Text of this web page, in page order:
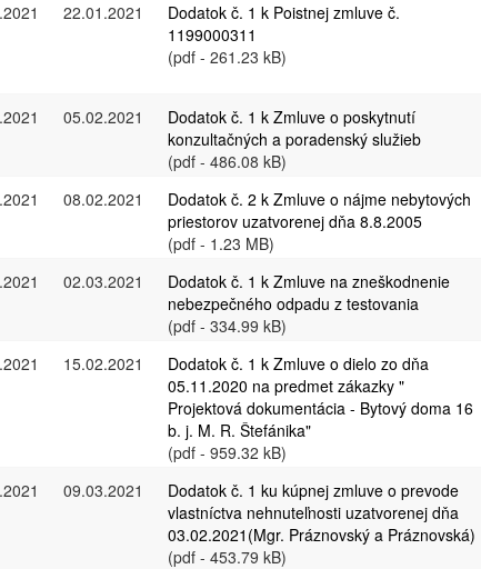
22.01.2021
Dodatok č. 1 k Poistnej zmluve č.
1199000311
(pdf - 261.23 kB)
05.02.2021
Dodatok č. 1 k Zmluve o poskytnutí
konzultačných a poradenský služieb
(pdf - 486.08 kB)
08.02.2021
Dodatok č. 2 k Zmluve o nájme nebytových
priestorov uzatvorenej dňa 8.8.2005
(pdf - 1.23 MB)
02.03.2021
Dodatok č. 1 k Zmluve na zneškodnenie
nebezpečného odpadu z testovania
(pdf - 334.99 kB)
15.02.2021
Dodatok č. 1 k Zmluve o dielo zo dňa
05.11.2020 na predmet zákazky "
Projektová dokumentácia - Bytový doma 16
b. j. M. R. Štefánika"
(pdf - 959.32 kB)
09.03.2021
Dodatok č. 1 ku kúpnej zmluve o prevode
vlastníctva nehnuteľnosti uzatvorenej dňa
03.02.2021(Mgr. Práznovský a Práznovská)
(pdf - 453.79 kB)